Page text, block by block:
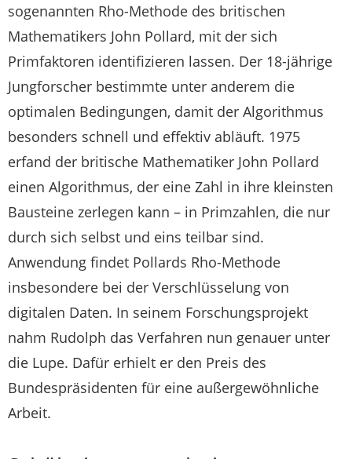
sogenannten Rho-Methode des britischen
Mathematikers John Pollard, mit der sich
Primfaktoren identifizieren lassen. Der 18-jährige
Jungforscher bestimmte unter anderem die
optimalen Bedingungen, damit der Algorithmus
besonders schnell und effektiv abläuft. 1975
erfand der britische Mathematiker John Pollard
einen Algorithmus, der eine Zahl in ihre kleinsten
Bausteine zerlegen kann – in Primzahlen, die nur
durch sich selbst und eins teilbar sind.
Anwendung findet Pollards Rho-Methode
insbesondere bei der Verschlüsselung von
digitalen Daten. In seinem Forschungsprojekt
nahm Rudolph das Verfahren nun genauer unter
die Lupe. Dafür erhielt er den Preis des
Bundespräsidenten für eine außergewöhnliche
Arbeit.